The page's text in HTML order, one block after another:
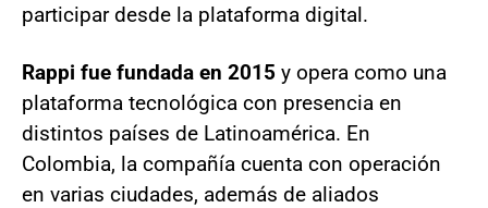
participar desde la plataforma digital.
Rappi fue fundada en 2015 y opera como una
plataforma tecnológica con presencia en
distintos países de Latinoamérica. En
Colombia, la compañía cuenta con operación
en varias ciudades, además de aliados